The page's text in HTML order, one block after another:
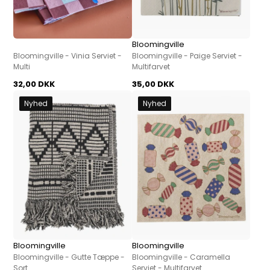
Bloomingville - Vinia Serviet -
Multi
32,00 DKK
Bloomingville
Bloomingville - Paige Serviet -
Multifarvet
35,00 DKK
Nyhed
Bloomingville
Bloomingville - Gutte Tæppe -
Nyhed
Bloomingville
Bloomingville - Caramella